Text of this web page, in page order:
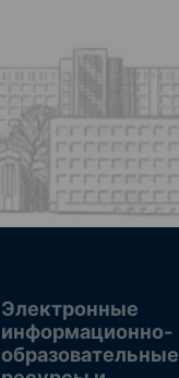
Электронные
информационно-
образовательные